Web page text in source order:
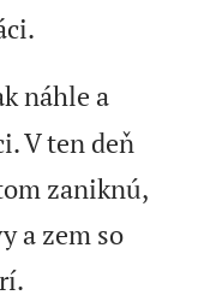
náhle a
V ten deň
zaniknú,
a zem so